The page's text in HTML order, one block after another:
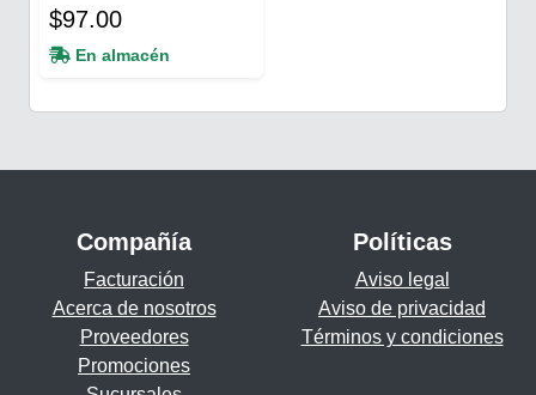
$97.00
En almacén
Compañía
Facturación
Acerca de nosotros
Proveedores
Promociones
Políticas
Aviso legal
Aviso de privacidad
Términos y condiciones